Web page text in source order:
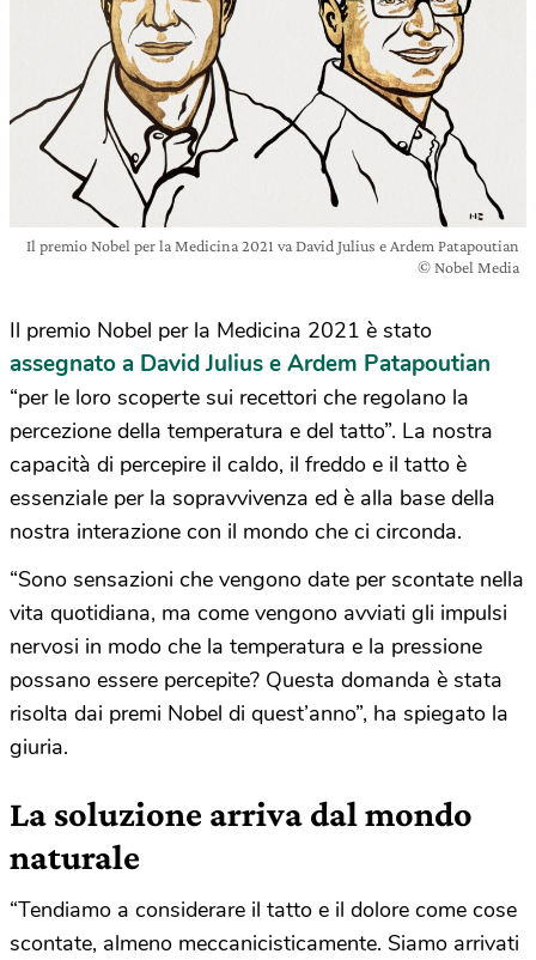
Il premio Nobel per la Medicina 2021 va David Julius e Ardem Patapoutian
© Nobel Media
Il premio Nobel per la Medicina 2021 è stato
assegnato a David Julius e Ardem Patapoutian
“per le loro scoperte sui recettori che regolano la
percezione della temperatura e del tatto”. La nostra
capacità di percepire il caldo, il freddo e il tatto è
essenziale per la sopravvivenza ed è alla base della
nostra interazione con il mondo che ci circonda.
“Sono sensazioni che vengono date per scontate nella
vita quotidiana, ma come vengono avviati gli impulsi
nervosi in modo che la temperatura e la pressione
possano essere percepite? Questa domanda è stata
risolta dai premi Nobel di quest’anno”, ha spiegato la
giuria.
La soluzione arriva dal mondo
naturale
“Tendiamo a considerare il tatto e il dolore come cose
scontate, almeno meccanicisticamente. Siamo arrivati